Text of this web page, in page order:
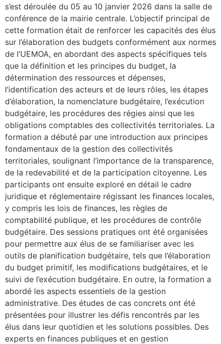
s’est déroulée du 05 au 10 janvier 2026 dans la salle de
conférence de la mairie centrale. L’objectif principal de
cette formation était de renforcer les capacités des élus
sur l’élaboration des budgets conformément aux normes
de l’UEMOA, en abordant des aspects spécifiques tels
que la définition et les principes du budget, la
détermination des ressources et dépenses,
l’identification des acteurs et de leurs rôles, les étapes
d’élaboration, la nomenclature budgétaire, l’exécution
budgétaire, les procédures des régies ainsi que les
obligations comptables des collectivités territoriales. La
formation a débuté par une introduction aux principes
fondamentaux de la gestion des collectivités
territoriales, soulignant l’importance de la transparence,
de la redevabilité et de la participation citoyenne. Les
participants ont ensuite exploré en détail le cadre
juridique et réglementaire régissant les finances locales,
y compris les lois de finances, les règles de
comptabilité publique, et les procédures de contrôle
budgétaire. Des sessions pratiques ont été organisées
pour permettre aux élus de se familiariser avec les
outils de planification budgétaire, tels que l’élaboration
du budget primitif, les modifications budgétaires, et le
suivi de l’exécution budgétaire. En outre, la formation a
abordé les aspects essentiels de la gestion
administrative. Des études de cas concrets ont été
présentées pour illustrer les défis rencontrés par les
élus dans leur quotidien et les solutions possibles. Des
experts en finances publiques et en gestion